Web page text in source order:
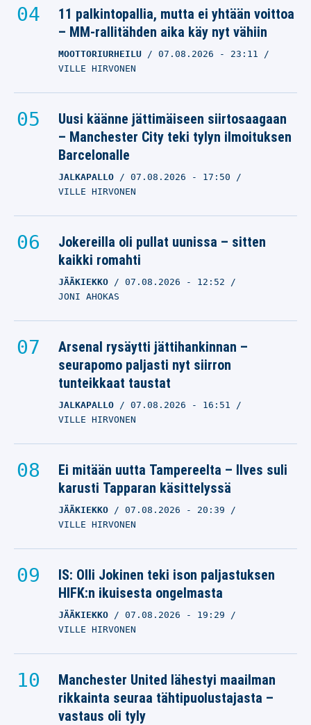
11 palkintopallia, mutta ei yhtään voittoa
– MM-rallitähden aika käy nyt vähiin
MOOTTORIURHEILU 07.08.2026 - 23:11
VILLE HIRVONEN
Uusi käänne jättimäiseen siirtosaagaan
– Manchester City teki tylyn ilmoituksen
Barcelonalle
JALKAPALLO 07.08.2026 - 17:50
VILLE HIRVONEN
Jokereilla oli pullat uunissa – sitten
kaikki romahti
JÄÄKIEKKO 07.08.2026 - 12:52
JONI AHOKAS
Arsenal rysäytti jättihankinnan –
seurapomo paljasti nyt siirron
tunteikkaat taustat
JALKAPALLO 07.08.2026 - 16:51
VILLE HIRVONEN
Ei mitään uutta Tampereelta – Ilves suli
karusti Tapparan käsittelyssä
JÄÄKIEKKO 07.08.2026 - 20:39
VILLE HIRVONEN
IS: Olli Jokinen teki ison paljastuksen
HIFK:n ikuisesta ongelmasta
JÄÄKIEKKO 07.08.2026 - 19:29
VILLE HIRVONEN
Manchester United lähestyi maailman
rikkainta seuraa tähtipuolustajasta –
vastaus oli tyly